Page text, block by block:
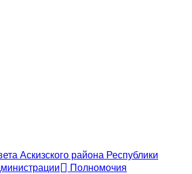
Аскизского района Республики
Полномочия